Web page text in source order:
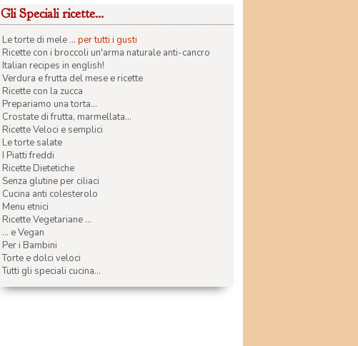
Gli Speciali ricette...
Le torte di mele ... per tutti i gusti
Ricette con i broccoli un'arma naturale anti-cancro
Italian recipes in english!
Verdura e frutta del mese e ricette
Ricette con la zucca
Prepariamo una torta...
Crostate di frutta, marmellata...
Ricette Veloci e semplici
Le torte salate
I Piatti freddi
Ricette Dietetiche
Senza glutine per ciliaci
Cucina anti colesterolo
Menu etnici
Ricette Vegetariane ...
... e Vegan
Per i Bambini
Torte e dolci veloci
Tutti gli speciali cucina...